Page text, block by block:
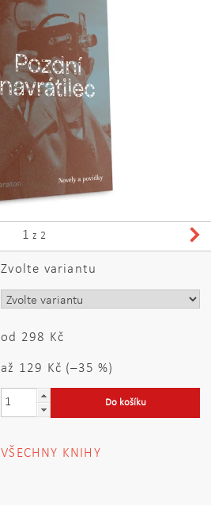
1 z 2
Zvolte variantu
od 298 Kč
až 129 Kč (–35 %)
VŠECHNY KNIHY